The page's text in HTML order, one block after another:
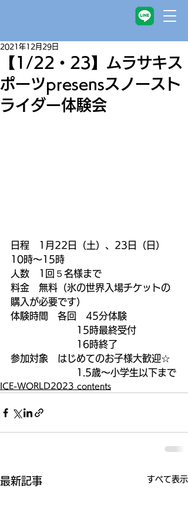
【1/22・23】ムラサキス
ポーツpresensスノースト
ライダー体験会
2021年12月29日
日程　1月22日（土）、23日（日）
10時～15時
人数　1回５名様まで
料金　無料（氷の世界入場チケットの
購入が必要です）
体験時間　各回　45分体験
15時最終受付
16時終了
参加対象　はじめてのお子様大歓迎☆
1.5歳～小学生以下まで
ICE-WORLD2023 contents
最新記事 すべて表示